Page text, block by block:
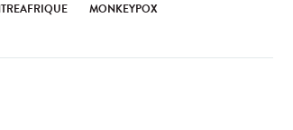
MONKEYPOX